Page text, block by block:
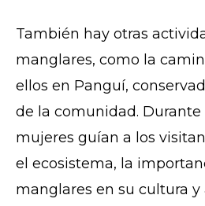
También hay otras
manglares, como la
ellos en Panguí,
de la comunidad.
mujeres guían a los
el ecosistema, la
manglares en su cultura y